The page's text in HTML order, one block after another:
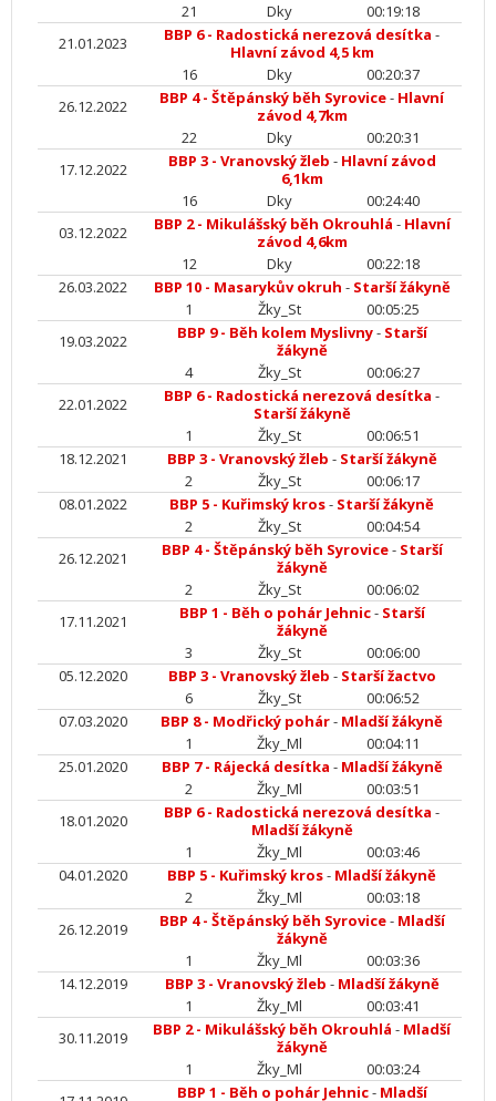
21
Dky
00:19:18
21.01.2023
BBP 6 - Radostická nerezová desítka -
Hlavní závod 4,5 km
16
Dky
00:20:37
26.12.2022
BBP 4 - Štěpánský běh Syrovice- Hlavní
závod 4,7km
22
Dky
00:20:31
17.12.2022
BBP 3 - Vranovský žleb - Hlavní závod
6,1km
16
Dky
00:24:40
03.12.2022
BBP 2 - Mikulášský běh Okrouhlá - Hlavní
závod 4,6km
12
Dky
00:22:18
26.03.2022
BBP 10 - Masarykův okruh - Starší žákyně
1
Žky_St
00:05:25
19.03.2022
BBP 9 - Běh kolem Myslivny- Starší
žákyně
4
Žky_St
00:06:27
22.01.2022
BBP 6 - Radostická nerezová desítka -
Starší žákyně
1
Žky_St
00:06:51
18.12.2021
BBP 3 - Vranovský žleb - Starší žákyně
2
Žky_St
00:06:17
08.01.2022
BBP 5 - Kuřimský kros- Starší žákyně
2
Žky_St
00:04:54
26.12.2021
BBP 4 - Štěpánský běh Syrovice- Starší
žákyně
2
Žky_St
00:06:02
17.11.2021
BBP 1 - Běh o pohár Jehnic- Starší
žákyně
3
Žky_St
00:06:00
05.12.2020
BBP 3 - Vranovský žleb - Starší žactvo
6
Žky_St
00:06:52
07.03.2020
BBP 8 - Modřický pohár- Mladší žákyně
1
Žky_Ml
00:04:11
25.01.2020
BBP 7 - Rájecká desítka - Mladší žákyně
2
Žky_Ml
00:03:51
18.01.2020
BBP 6 - Radostická nerezová desítka -
Mladší žákyně
1
Žky_Ml
00:03:46
04.01.2020
BBP 5 - Kuřimský kros- Mladší žákyně
2
Žky_Ml
00:03:18
26.12.2019
BBP 4 - Štěpánský běh Syrovice- Mladší
žákyně
1
Žky_Ml
00:03:36
14.12.2019
BBP 3 - Vranovský žleb - Mladší žákyně
1
Žky_Ml
00:03:41
30.11.2019
BBP 2 - Mikulášský běh Okrouhlá - Mladší
žákyně
1
Žky_Ml
00:03:24
BBP 1 - Běh o pohár Jehnic- Mladší